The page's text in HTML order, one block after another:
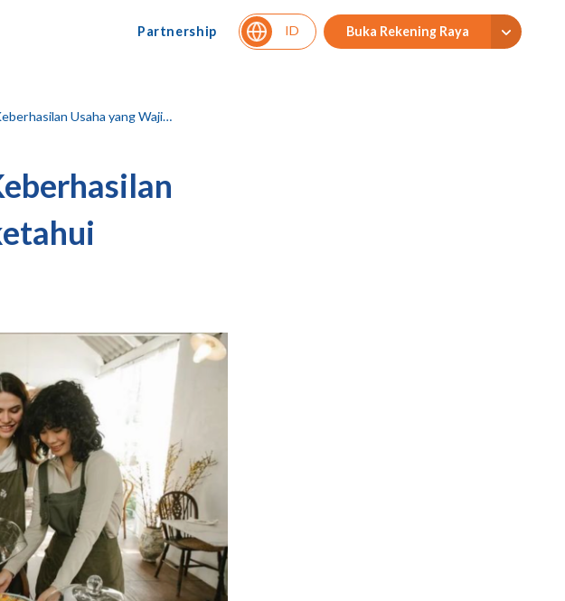
Partnership ID Buka Rekening Raya
Usaha yang Wajib Diketahui